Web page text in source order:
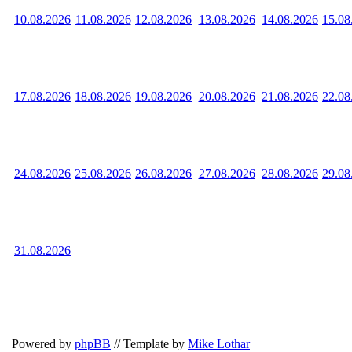
10.08.2026 11.08.2026 12.08.2026 13.08.2026 14.08.2026
17.08.2026 18.08.2026 19.08.2026 20.08.2026 21.08.2026
24.08.2026 25.08.2026 26.08.2026 27.08.2026 28.08.2026
31.08.2026
Powered by phpBB // Template by Mike Lothar